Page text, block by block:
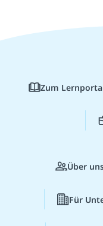
Zum
Über
Für